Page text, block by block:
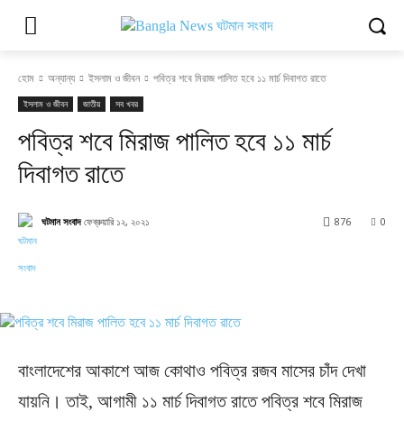
হোম অন্যান্য ইসলাম ও জীবন পবিত্র শবে মিরাজ পালিত হবে ১১ মার্চ দিবাগত রাতে
ইসলাম ও জীবন জাতীয় সব খবর
পবিত্র শবে মিরাজ পালিত হবে ১১ মার্চ
দিবাগত রাতে
ঘটমান সংবাদ ফেব্রুয়ারি ১২, ২০২১ 0
876
বাংলাদেশের আকাশে আজ কোথাও পবিত্র রজব মাসের চাঁদ দেখা
যায়নি। তাই, আগামী ১১ মার্চ দিবাগত রাতে পবিত্র শবে মিরাজ